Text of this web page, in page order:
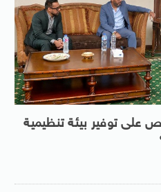
على توفير بيئة تنظيمية